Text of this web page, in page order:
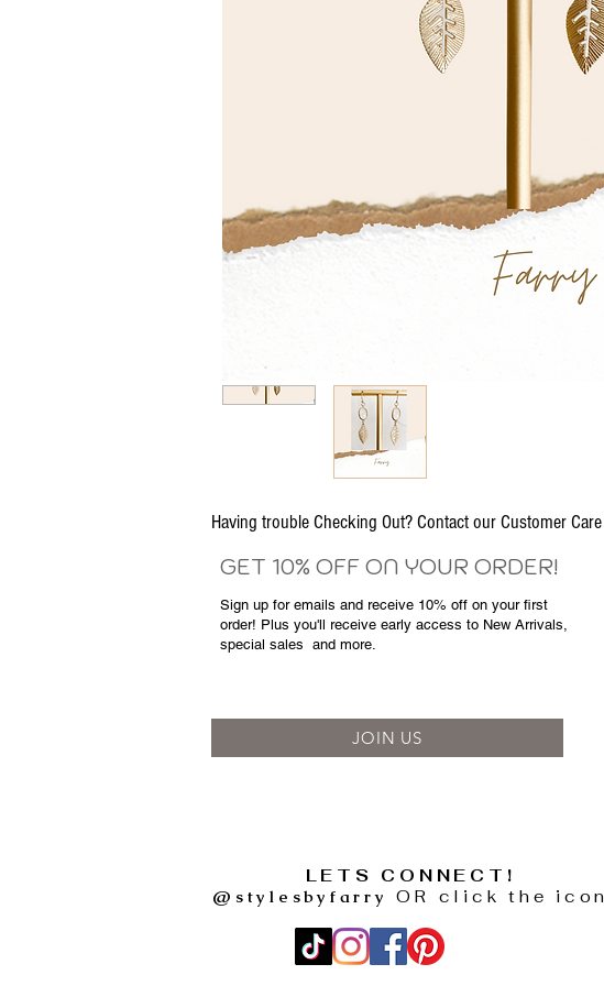
Having trouble Checking Out? Contact our Customer Care
GET 10% OFF ON YOUR ORDER!
Sign up for emails and receive 10% off on your first
order! Plus you'll receive early access to New Arrivals,
special sales and more.
JOIN US
LETS CONNECT!
@stylesbyfarry
OR click the icon